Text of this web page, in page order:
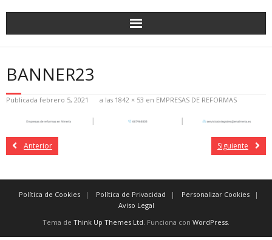
BANNER23
Publicada febrero 5, 2021 a las 1842 × 53 en EMPRESAS DE REFORMAS
Anterior Siguiente
Política de Cookies Política de Privacidad
Personalizar Cookies
Aviso Legal
Tema de Think Up Themes Ltd. Funciona con WordPress.